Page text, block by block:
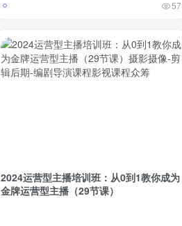
57
2024运营型主播培训班：从0到1教你成为
金牌运营型主播（29节课）